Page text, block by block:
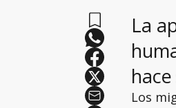
La
Los